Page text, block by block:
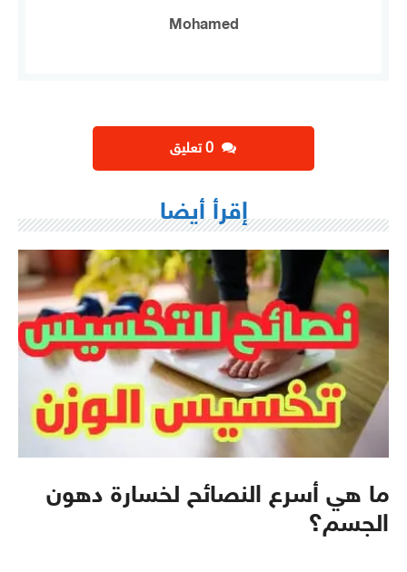
Mohamed
إقرأ أيضا
ما هي أسرع النصائح لخسارة دهون
الجسم؟